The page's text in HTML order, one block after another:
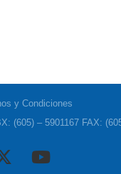
y Condiciones
(605) – 5901167 FAX: